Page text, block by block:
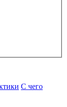
С чего